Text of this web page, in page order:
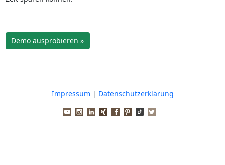
Demo ausprobieren »
Impressum | Datenschutzerklärung